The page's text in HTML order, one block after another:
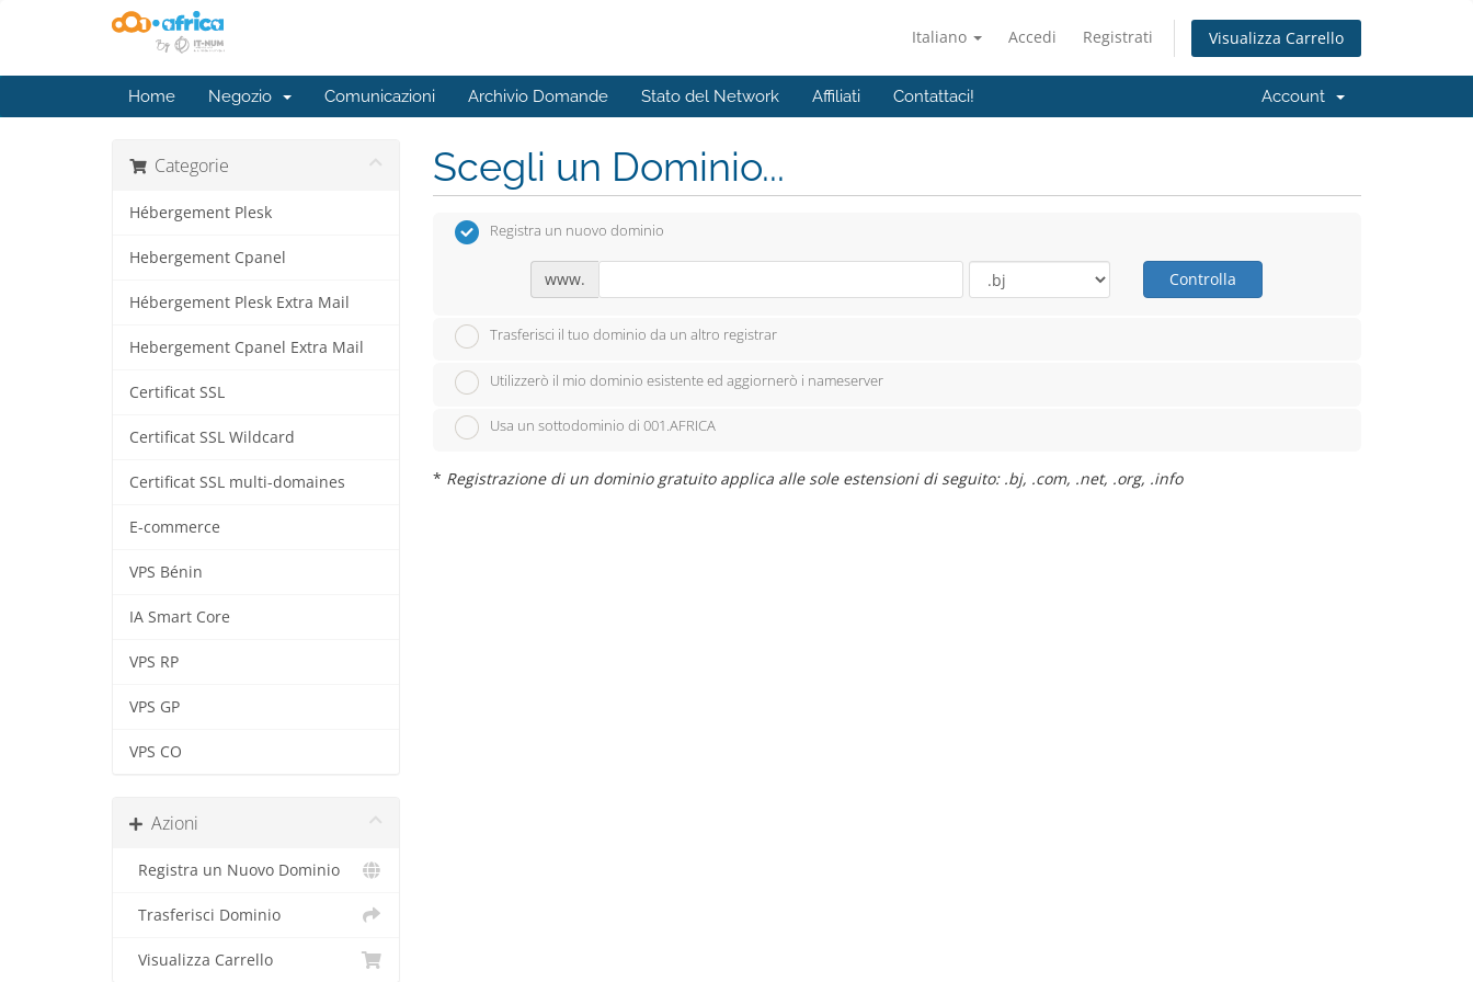
Italiano Accedi Registrati Visualizza Carrello
Home Negozio Comunicazioni Archivio Domande Stato del Network Affiliati Contattaci! Account
Categorie
Hébergement Plesk
Hebergement Cpanel
Hébergement Plesk Extra Mail
Hebergement Cpanel Extra Mail
Certificat SSL
Certificat SSL Wildcard
Certificat SSL multi-domaines
E-commerce
VPS Bénin
IA Smart Core
VPS RP
VPS GP
VPS CO
Azioni
Registra un Nuovo Dominio
Trasferisci Dominio
Visualizza Carrello
Scegli un Dominio...
Registra un nuovo dominio
www. Controlla
Trasferisci il tuo dominio da un altro registrar
Utilizzerò il mio dominio esistente ed aggiornerò i nameserver
Usa un sottodominio di 001.AFRICA
* Registrazione di un dominio gratuito applica alle sole estensioni di seguito: .bj, .com, .net, .org, .info